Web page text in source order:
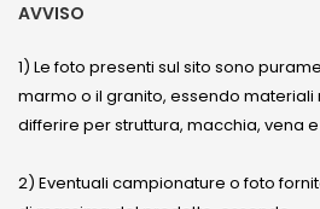
AVVISO
1) Le foto presenti sul sito sono
marmo o il granito, essendo materiali
differire per struttura, macchia, vena
2) Eventuali campionature o foto